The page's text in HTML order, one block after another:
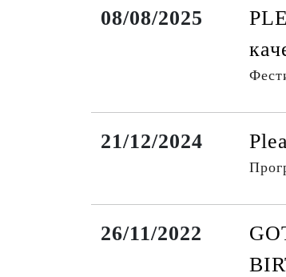
08/08/2025
21/12/2024
26/11/2022